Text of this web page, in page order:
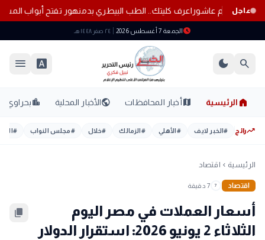
عاجل
بإصابة إمام عاشوراعرف كليتك.. الطب البيطري بدمنهور تفتح أبواب
scheduleالجمعة 7 أغسطس 2026 ٢٤ صفر ١٤٤٨ هـ
search
dark_mode
font_download
menu
home الرئيسية mapأخبار المحافظات publicالأخبار المحلية location_cityبحراوي
trending_upرائج #الخبر لايف #الأهلي #الزمالك #خلال #مجلس النواب #
الرئيسية chevron_left اقتصاد
اقتصاد 7 7 دقيقة
أسعار العملات في مصر اليوم
الثلاثاء 2 يونيو 2026: استقرار الدولار
content_copy